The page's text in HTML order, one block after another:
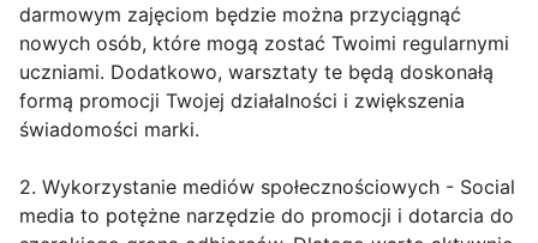
darmowym zajęciom będzie można przyciągnąć
nowych osób, które mogą zostać Twoimi regularnymi
uczniami. Dodatkowo, warsztaty te będą doskonałą
formą promocji Twojej działalności i zwiększenia
świadomości marki.
2. Wykorzystanie mediów społecznościowych - Social
media to potężne narzędzie do promocji i dotarcia do